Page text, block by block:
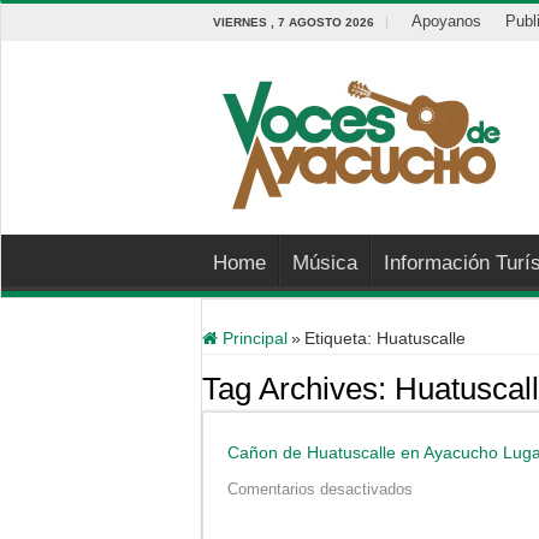
VIERNES , 7 AGOSTO 2026 Apoyanos
Home Música Información
Principal» Etiqueta: Huatuscalle
Tag Archives:
Cañon de Huatuscalle en Ayacucho
Comentarios desactivados